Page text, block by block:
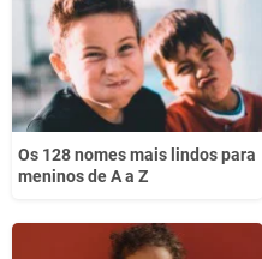
Outro
Os 128 nomes mais lindos para
meninos de A a Z